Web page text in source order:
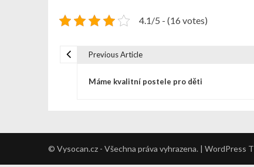
4.1/5 - (16 votes)
v
i
Previous Article
Máme kvalitní postele pro děti
© Vysocan.cz - Všechna práva vyhrazena. | WordPress